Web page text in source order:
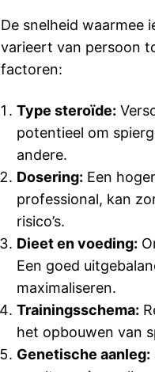
De snelheid waarmee
varieert van persoon
factoren:
Type steroïde:
potentieel om
andere.
Dosering: Een
professional, kan
risico’s.
Dieet en voeding:
Een goed
maximaliseren.
Trainingsschema:
het opbouwen van
Genetische aanleg: